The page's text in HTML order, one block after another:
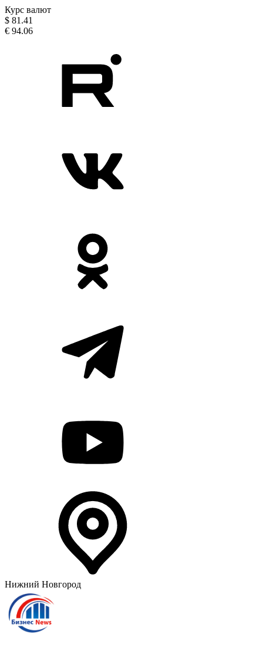
Курс валют
$ 81.41
€ 94.06
Нижний Новгород